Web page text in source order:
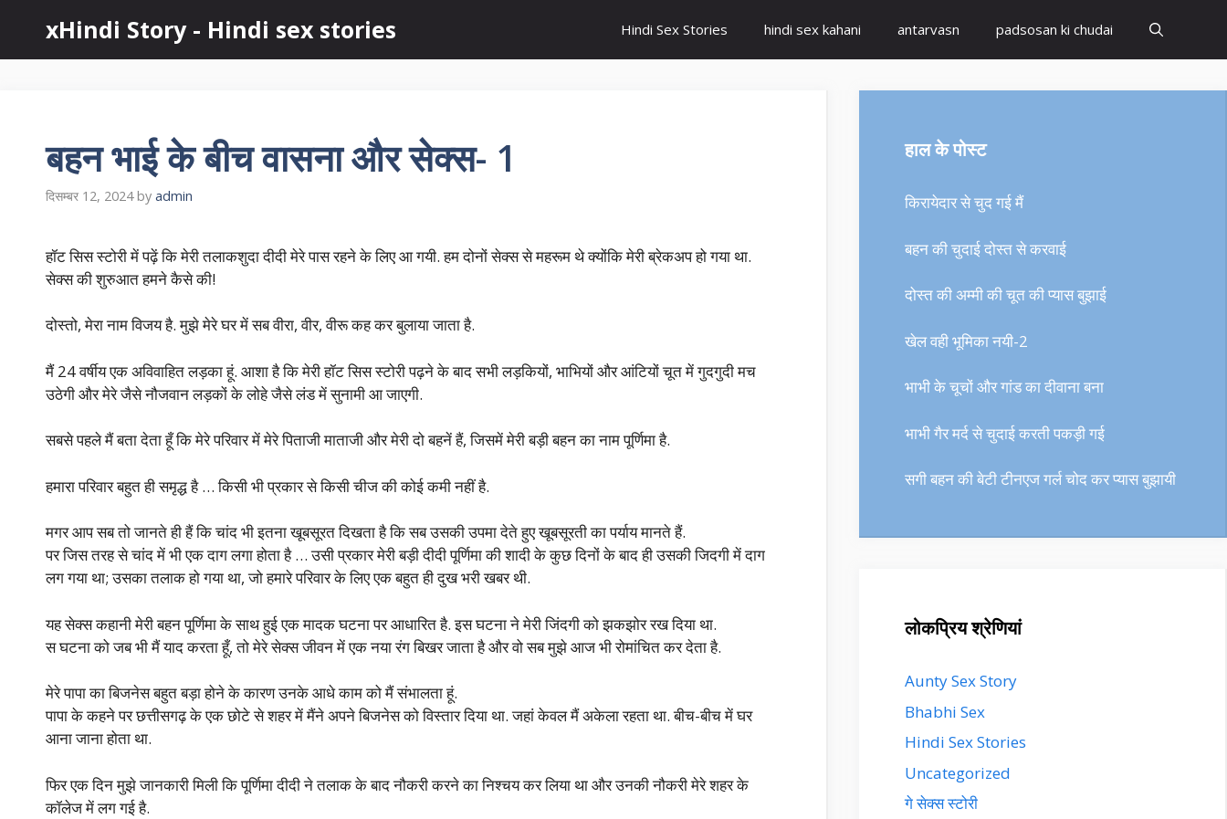
content
xHindi Story - Hindi sex stories Hindi Sex Stories hindi sex kahani antarvasn padsosan ki chudai
बहन भाई के बीच वासना और सेक्स- 1
दिसम्बर 12, 2024 by admin
हॉट सिस स्टोरी में पढ़ें कि मेरी तलाकशुदा दीदी मेरे पास रहने के लिए आ गयी. हम दोनों सेक्स से महरूम थे क्योंकि मेरी ब्रेकअप हो गया था.
सेक्स की शुरुआत हमने कैसे की!
दोस्तो, मेरा नाम विजय है. मुझे मेरे घर में सब वीरा, वीर, वीरू कह कर बुलाया जाता है.
मैं 24 वर्षीय एक अविवाहित लड़का हूं. आशा है कि मेरी हॉट सिस स्टोरी पढ़ने के बाद सभी लड़कियों, भाभियों और आंटियों चूत में गुदगुदी मच
उठेगी और मेरे जैसे नौजवान लड़कों के लोहे जैसे लंड में सुनामी आ जाएगी.
सबसे पहले मैं बता देता हूँ कि मेरे परिवार में मेरे पिताजी माताजी और मेरी दो बहनें हैं, जिसमें मेरी बड़ी बहन का नाम पूर्णिमा है.
हमारा परिवार बहुत ही समृद्ध है … किसी भी प्रकार से किसी चीज की कोई कमी नहीं है.
मगर आप सब तो जानते ही हैं कि चांद भी इतना खूबसूरत दिखता है कि सब उसकी उपमा देते हुए खूबसूरती का पर्याय मानते हैं.
पर जिस तरह से चांद में भी एक दाग लगा होता है … उसी प्रकार मेरी बड़ी दीदी पूर्णिमा की शादी के कुछ दिनों के बाद ही उसकी जिदगी में दाग
लग गया था; उसका तलाक हो गया था, जो हमारे परिवार के लिए एक बहुत ही दुख भरी खबर थी.
यह सेक्स कहानी मेरी बहन पूर्णिमा के साथ हुई एक मादक घटना पर आधारित है. इस घटना ने मेरी जिंदगी को झकझोर रख दिया था.
स घटना को जब भी मैं याद करता हूँ, तो मेरे सेक्स जीवन में एक नया रंग बिखर जाता है और वो सब मुझे आज भी रोमांचित कर देता है.
मेरे पापा का बिजनेस बहुत बड़ा होने के कारण उनके आधे काम को मैं संभालता हूं.
पापा के कहने पर छत्तीसगढ़ के एक छोटे से शहर में मैंने अपने बिजनेस को विस्तार दिया था. जहां केवल मैं अकेला रहता था. बीच-बीच में घर
आना जाना होता था.
फिर एक दिन मुझे जानकारी मिली कि पूर्णिमा दीदी ने तलाक के बाद नौकरी करने का निश्चय कर लिया था और उनकी नौकरी मेरे शहर के
कॉलेज में लग गई है.
हाल के पोस्ट
किरायेदार से चुद गई मैं
बहन की चुदाई दोस्त से करवाई
दोस्त की अम्मी की चूत की प्यास बुझाई
खेल वही भूमिका नयी-2
भाभी के चूचों और गांड का दीवाना बना
भाभी गैर मर्द से चुदाई करती पकड़ी गई
सगी बहन की बेटी टीनएज गर्ल चोद कर प्यास बुझायी
लोकप्रिय श्रेणियां
Aunty Sex Story
Bhabhi Sex
Hindi Sex Stories
Uncategorized
गे सेक्स स्टोरी